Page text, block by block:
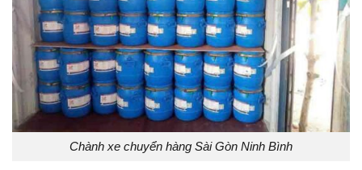
Chành xe chuyển hàng Sài Gòn Ninh Bình